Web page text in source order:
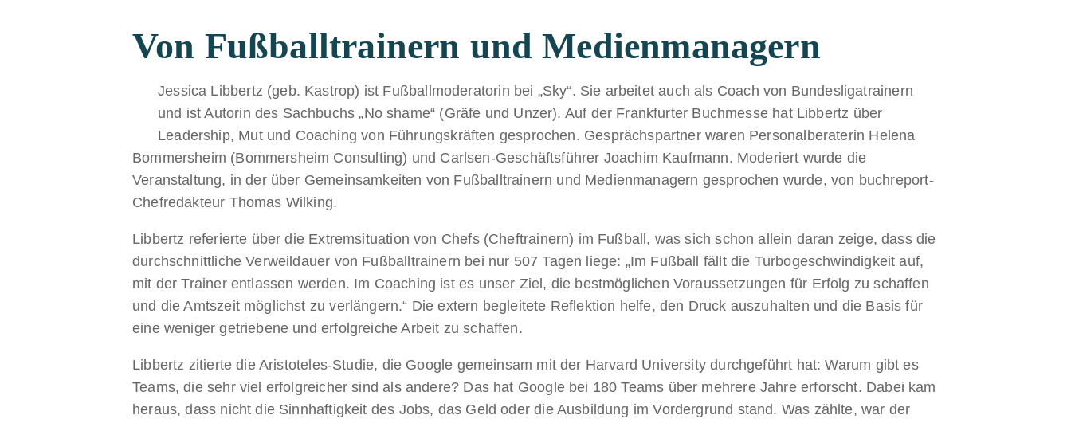
Von Fußballtrainern und Medienmanagern
Jessica Libbertz (geb. Kastrop) ist Fußballmoderatorin bei „Sky“. Sie arbeitet auch als Coach von Bundesligatrainern
und ist Autorin des Sachbuchs „No shame“ (Gräfe und Unzer). Auf der Frankfurter Buchmesse hat Libbertz über
Leadership, Mut und Coaching von Führungskräften gesprochen. Gesprächspartner waren Personalberaterin Helena
Bommersheim (Bommersheim Consulting) und Carlsen-Geschäftsführer Joachim Kaufmann. Moderiert wurde die
Veranstaltung, in der über Gemeinsamkeiten von Fußballtrainern und Medienmanagern gesprochen wurde, von buchreport-
Chefredakteur Thomas Wilking.
Libbertz referierte über die Extremsituation von Chefs (Cheftrainern) im Fußball, was sich schon allein daran zeige, dass die
durchschnittliche Verweildauer von Fußballtrainern bei nur 507 Tagen liege: „Im Fußball fällt die Turbogeschwindigkeit auf,
mit der Trainer entlassen werden. Im Coaching ist es unser Ziel, die bestmöglichen Voraussetzungen für Erfolg zu schaffen
und die Amtszeit möglichst zu verlängern.“ Die extern begleitete Reflektion helfe, den Druck auszuhalten und die Basis für
eine weniger getriebene und erfolgreiche Arbeit zu schaffen.
Libbertz zitierte die Aristoteles-Studie, die Google gemeinsam mit der Harvard University durchgeführt hat: Warum gibt es
Teams, die sehr viel erfolgreicher sind als andere? Das hat Google bei 180 Teams über mehrere Jahre erforscht. Dabei kam
heraus, dass nicht die Sinnhaftigkeit des Jobs, das Geld oder die Ausbildung im Vordergrund stand. Was zählte, war der